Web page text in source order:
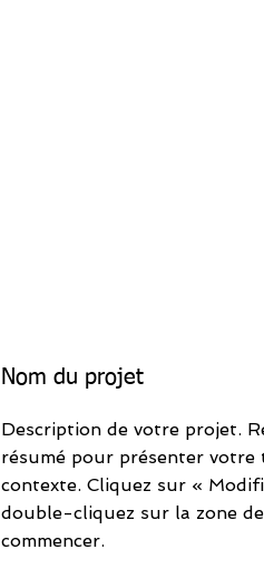
Nom du projet
Description de votre projet.
résumé pour présenter votre
contexte. Cliquez sur «
double-cliquez sur la zone
commencer.